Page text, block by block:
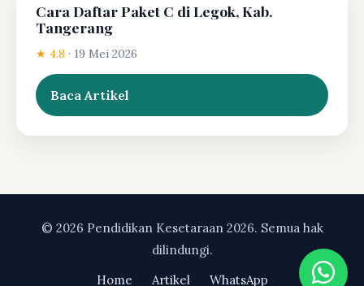
Cara Daftar Paket C di Legok, Kab.
Tangerang
★ 4.8 · 19 Mei 2026
Baca Artikel
© 2026 Pendidikan Kesetaraan 2026. Semua hak
dilindungi.
Home
Artikel WhatsApp